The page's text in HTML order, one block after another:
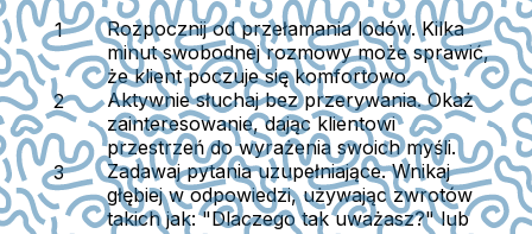
Rozpocznij od przełamania lodów.Kilka
minut swobodnej rozmowy może sprawić,
że klient poczuje się komfortowo.
Aktywnie słuchaj bez przerywania.Okaż
zainteresowanie, dając klientowi
przestrzeń do wyrażenia swoich myśli.
Zadawaj pytania uzupełniające.Wnikaj
głębiej w odpowiedzi, używając zwrotów
takich jak: "Dlaczego tak uważasz?" lub